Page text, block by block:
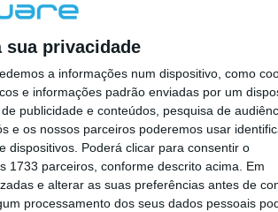
sua privacidade
a informações num dispositivo, como
e informações padrão enviadas por um
publicidade e conteúdos, pesquisa de
e os nossos parceiros poderemos usar
dispositivos. Poderá clicar para consentir o
1733 parceiros, conforme descrito acima. Em
e alterar as suas preferências antes de
processamento dos seus dados pessoais